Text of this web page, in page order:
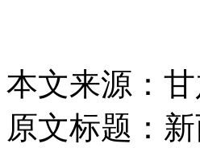
本文来源：
原文标题：